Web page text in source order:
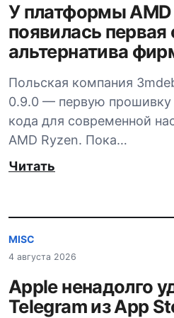
У платформы
появилась первая
альтернатива
Польская компания
0.9.0 — первую прошивку
кода для современной
AMD Ryzen. Пока…
Читать
MISC
4 августа 2026
Apple ненадолго
Telegram из App